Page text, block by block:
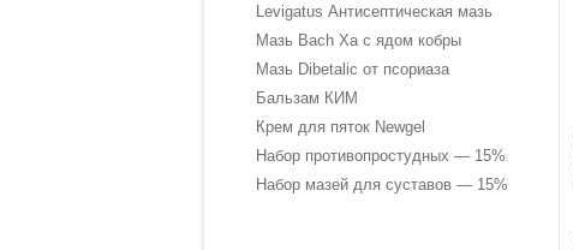
Levigatus Антисептическая мазь
Мазь Bach Xa с ядом кобры
Мазь Dibetalic от псориаза
Бальзам КИМ
Крем для пяток Newgel
Набор противопростудных — 15%
Набор мазей для суставов — 15%